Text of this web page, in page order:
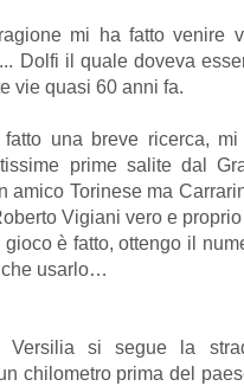
mi ha fatto venire
Dolfi il quale doveva
vie quasi 60 anni fa.
una breve ricerca,
prime salite dal
amico Torinese ma
Vigiani vero e
è fatto, ottengo il
che usarlo…
Versilia si segue la
chilometro prima del